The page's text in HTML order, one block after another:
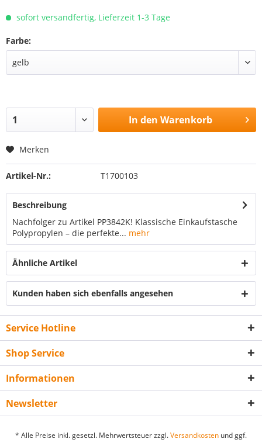
sofort versandfertig, Lieferzeit 1-3 Tage
Farbe:
In den Warenkorb
Merken
Artikel-Nr.: T1700103
Beschreibung
Nachfolger zu Artikel PP3842K! Klassische Einkaufstasche
Polypropylen – die perfekte... mehr
Ähnliche Artikel
Kunden haben sich ebenfalls angesehen
Service Hotline
Shop Service
Informationen
Newsletter
* Alle Preise inkl. gesetzl. Mehrwertsteuer zzgl.Versandkosten und ggf.